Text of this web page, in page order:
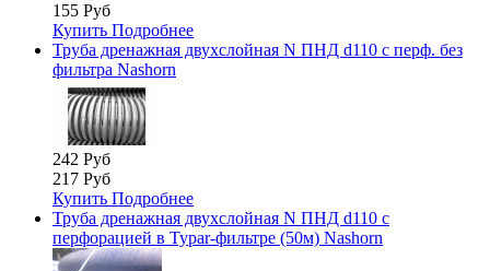
155 Руб
Купить Подробнее
Труба дренажная двухслойная N ПНД d110 с перф. без
фильтра Nashorn
242 Руб
217 Руб
Купить Подробнее
Труба дренажная двухслойная N ПНД d110 с
перфорацией в Typar-фильтре (50м) Nashorn